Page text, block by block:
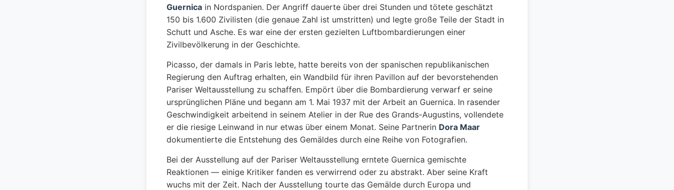
Guernica in Nordspanien. Der Angriff dauerte über drei Stunden und tötete geschätzt
150 bis 1.600 Zivilisten (die genaue Zahl ist umstritten) und legte große Teile der Stadt in
Schutt und Asche. Es war eine der ersten gezielten Luftbombardierungen einer
Zivilbevölkerung in der Geschichte.
Picasso, der damals in Paris lebte, hatte bereits von der spanischen republikanischen
Regierung den Auftrag erhalten, ein Wandbild für ihren Pavillon auf der bevorstehenden
Pariser Weltausstellung zu schaffen. Empört über die Bombardierung verwarf er seine
ursprünglichen Pläne und begann am 1. Mai 1937 mit der Arbeit an Guernica. In rasender
Geschwindigkeit arbeitend in seinem Atelier in der Rue des Grands-Augustins, vollendete
er die riesige Leinwand in nur etwas über einem Monat. Seine Partnerin Dora Maar
dokumentierte die Entstehung des Gemäldes durch eine Reihe von Fotografien.
Bei der Ausstellung auf der Pariser Weltausstellung erntete Guernica gemischte
Reaktionen — einige Kritiker fanden es verwirrend oder zu abstrakt. Aber seine Kraft
wuchs mit der Zeit. Nach der Ausstellung tourte das Gemälde durch Europa und